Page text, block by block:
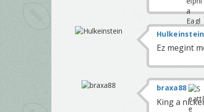
Hulkeinstein
Ez megint
braxa88
King a